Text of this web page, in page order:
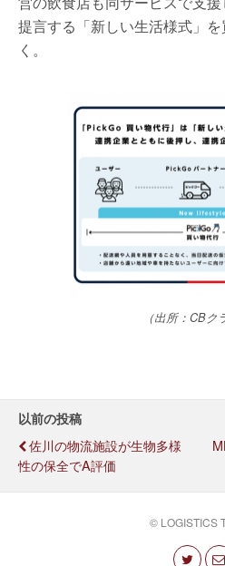
提言する「新しい生活様式」
く。
（出所：CBク
以前の投稿
佐川の物流施設が生物多様
性の保全でA評価
© LOGISTICS